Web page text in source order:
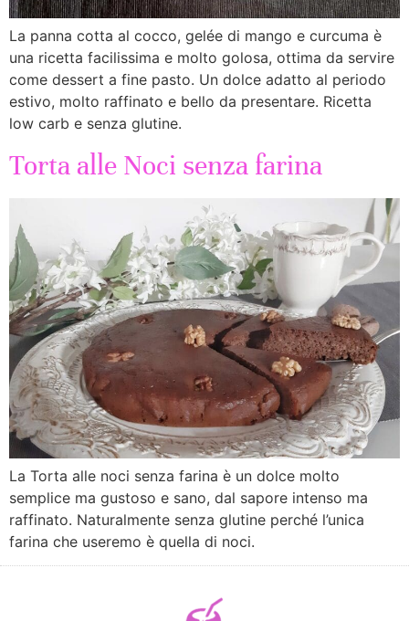
La panna cotta al cocco, gelée di mango e curcuma è
una ricetta facilissima e molto golosa, ottima da servire
come dessert a fine pasto. Un dolce adatto al periodo
estivo, molto raffinato e bello da presentare. Ricetta
low carb e senza glutine.
Torta alle Noci senza farina
La Torta alle noci senza farina è un dolce molto
semplice ma gustoso e sano, dal sapore intenso ma
raffinato. Naturalmente senza glutine perché l’unica
farina che useremo è quella di noci.